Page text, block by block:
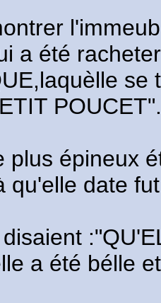
a été
plus épineux
qu'elle date
a été bélle